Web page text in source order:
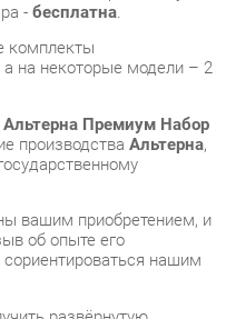
Премиум Набор
об опыте его
нашим
вы можете по
мессенджеры